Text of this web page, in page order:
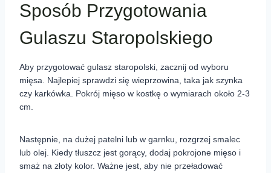
Sposób Przygotowania
Gulaszu Staropolskiego
Aby przygotować gulasz staropolski, zacznij od wyboru
mięsa. Najlepiej sprawdzi się wieprzowina, taka jak szynka
czy karkówka. Pokrój mięso w kostkę o wymiarach około 2-3
cm.
Następnie, na dużej patelni lub w garnku, rozgrzej smalec
lub olej. Kiedy tłuszcz jest gorący, dodaj pokrojone mięso i
smaż na złoty kolor. Ważne jest, aby nie przeładować